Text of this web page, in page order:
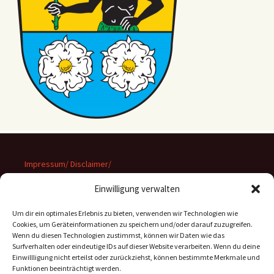
Einwilligung verwalten
Um dir ein optimales Erlebnis zu bieten, verwenden wir Technologien wie
Cookies, um Geräteinformationen zu speichern und/oder darauf zuzugreifen.
Wenn du diesen Technologien zustimmst, können wir Daten wie das
Surfverhalten oder eindeutige IDs auf dieser Website verarbeiten. Wenn du deine
Einwillligung nicht erteilst oder zurückziehst, können bestimmte Merkmale und
Funktionen beeinträchtigt werden.
Impressum/ Disclaimer/
Datenschutz
Suchen
nach: